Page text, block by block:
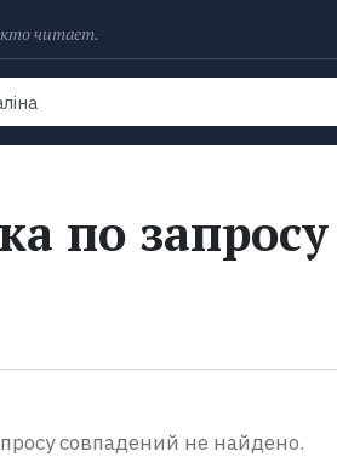
кто читает.
Рейтинги
по
совпадений не найдено.